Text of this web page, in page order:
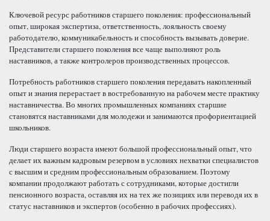
Ключевой ресурс работников старшего поколения: профессиональный
опыт, широкая экспертиза, ответственность, лояльность своему
работодателю, коммуникабельность и способность вызывать доверие.
Представители старшего поколения все чаще выполняют роль
наставников, а также контролеров производственных процессов.
Потребность работников старшего поколения передавать накопленный
опыт и знания перерастает в востребованную на рабочем месте практику
наставничества. Во многих промышленных компаниях старшие
становятся наставниками для молодежи и занимаются профориентацией
школьников.
Люди старшего возраста имеют большой профессиональный опыт, что
делает их важным кадровым резервом в условиях нехватки специалистов
с высшим и средним профессиональным образованием. Поэтому
компании продолжают работать с сотрудниками, которые достигли
пенсионного возраста, оставляя их на тех же позициях или переводя их в
статус наставников и экспертов (особенно в рабочих профессиях).